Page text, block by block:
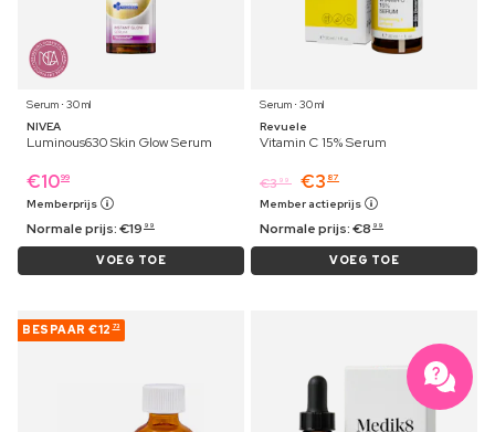
Serum ⋅ 30 ml
NIVEA
Luminous630 Skin Glow Serum
€1099
Memberprijs
Normale prijs:€19 99
VOEG TOE
Serum ⋅ 30 ml
Revuele
Vitamin C 15% Serum
€3 99 €3 87
Member actieprijs
Normale prijs:€8 99
VOEG TOE
BESPAAR €12 73